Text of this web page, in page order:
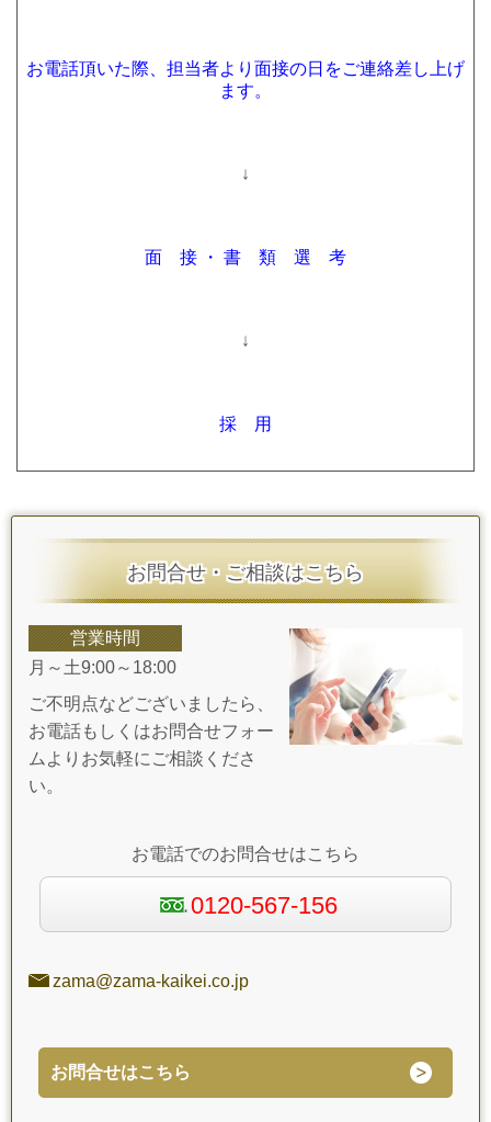
お電話頂いた際、担当者より面接の日をご連絡差し上げ
ます。
↓
面 接 ・ 書 類 選 考
↓
採 用
お問合せ・ご相談はこちら
営業時間
月～土9:00～18:00
ご不明点などございましたら、
お電話もしくはお問合せフォー
ムよりお気軽にご相談くださ
い。
お電話でのお問合せはこちら
0120-567-156
zama@zama-kaikei.co.jp
お問合せはこちら